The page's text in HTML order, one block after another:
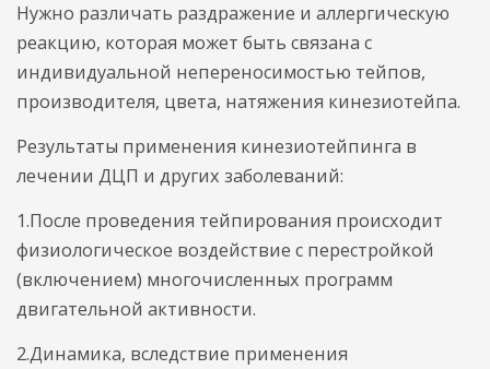
Нужно различать раздражение и аллергическую
реакцию, которая может быть связана с
индивидуальной непереносимостью тейпов,
производителя, цвета, натяжения кинезиотейпа.
Результаты применения кинезиотейпинга в
лечении ДЦП и других заболеваний:
1.После проведения тейпирования происходит
физиологическое воздействие с перестройкой
(включением) многочисленных программ
двигательной активности.
2.Динамика, вследствие применения